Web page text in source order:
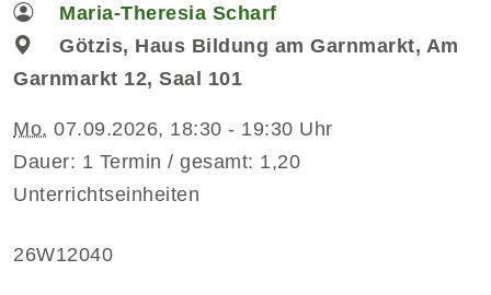
Maria-Theresia Scharf
Götzis, Haus Bildung am Garnmarkt, Am
Garnmarkt 12, Saal 101
Mo. 07.09.2026, 18:30 - 19:30 Uhr
Dauer: 1 Termin / gesamt: 1,20
Unterrichtseinheiten
26W12040